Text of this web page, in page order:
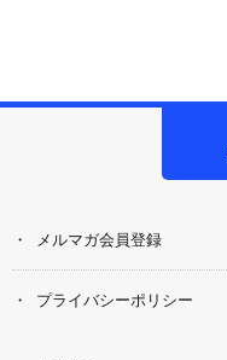
メルマガ会員登録
プライバシーポリシー